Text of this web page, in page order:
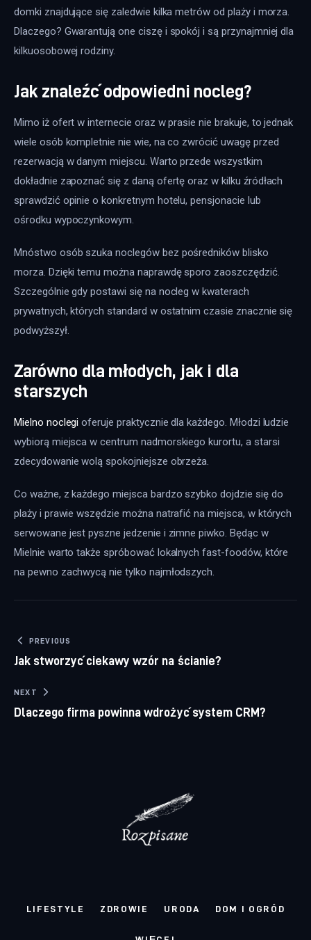
domki znajdujące się zaledwie kilka metrów od plaży i morza.
Dlaczego? Gwarantują one ciszę i spokój i są przynajmniej dla
kilkuosobowej rodziny.
Jak znaleźć odpowiedni nocleg?
Mimo iż ofert w internecie oraz w prasie nie brakuje, to jednak
wiele osób kompletnie nie wie, na co zwrócić uwagę przed
rezerwacją w danym miejscu. Warto przede wszystkim
dokładnie zapoznać się z daną ofertę oraz w kilku źródłach
sprawdzić opinie o konkretnym hotelu, pensjonacie lub
ośrodku wypoczynkowym.
Mnóstwo osób szuka noclegów bez pośredników blisko
morza. Dzięki temu można naprawdę sporo zaoszczędzić.
Szczególnie gdy postawi się na nocleg w kwaterach
prywatnych, których standard w ostatnim czasie znacznie się
podwyższył.
Zarówno dla młodych, jak i dla
starszych
Mielno noclegi oferuje praktycznie dla każdego. Młodzi ludzie
wybiorą miejsca w centrum nadmorskiego kurortu, a starsi
zdecydowanie wolą spokojniejsze obrzeża.
Co ważne, z każdego miejsca bardzo szybko dojdzie się do
plaży i prawie wszędzie można natrafić na miejsca, w których
serwowane jest pyszne jedzenie i zimne piwko. Będąc w
Mielnie warto także spróbować lokalnych fast-foodów, które
na pewno zachwycą nie tylko najmłodszych.
Nawigacja wpisu
PREVIOUS
Jak stworzyć ciekawy wzór na ścianie?
NEXT
Dlaczego firma powinna wdrożyć system CRM?
LIFESTYLE ZDROWIE URODA DOM I OGRÓD